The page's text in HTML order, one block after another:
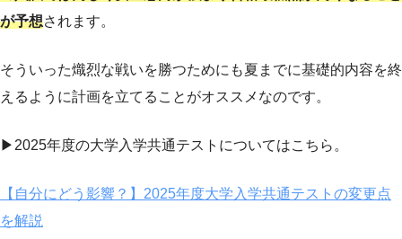
が予想されます。
そういった熾烈な戦いを勝つためにも夏までに基礎的内容を終
えるように計画を立てることがオススメなのです。
▶︎2025年度の大学入学共通テストについてはこちら。
【自分にどう影響？】2025年度大学入学共通テストの変更点
を解説